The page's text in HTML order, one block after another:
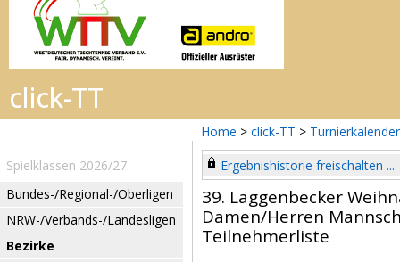
Home > click-TT > Turnierkalender
Spielklassen 2026/27
Bundes-/Regional-/Oberligen
NRW-/Verbands-/Landesligen
Bezirke
Ergebnishistorie freischalten ...
39. Laggenbecker
Damen/Herren
Teilnehmerliste